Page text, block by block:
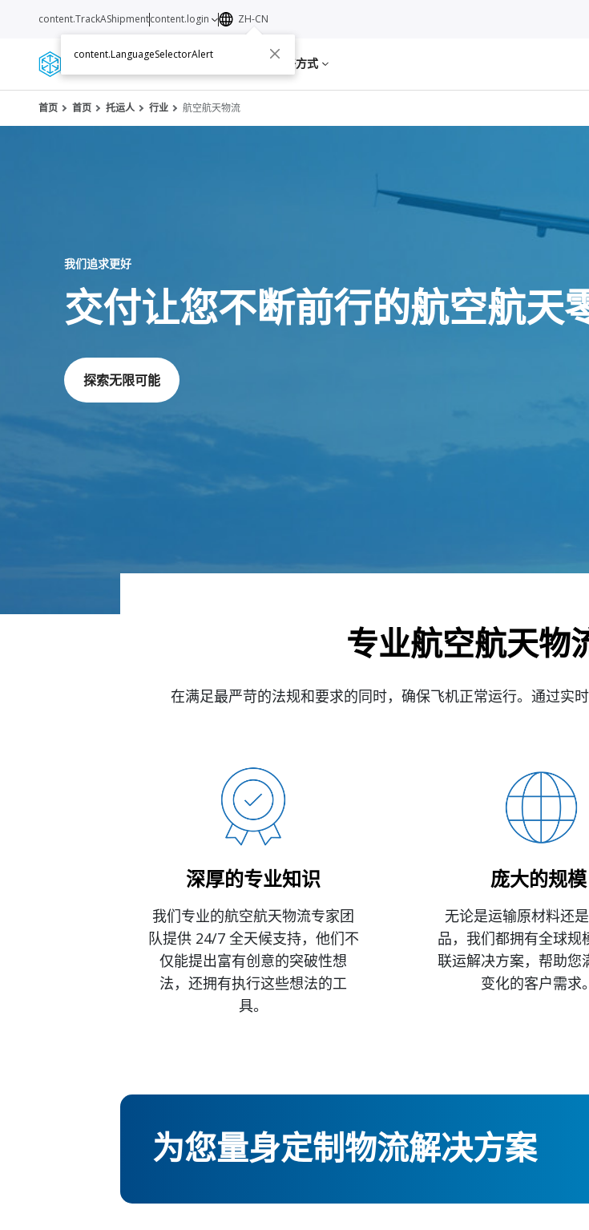
服务 资源 联络方式
content.TrackAShipmentcontent.login ZH-CN
content.LanguageSelectorAlert
首页 首页 托运人 行业 航空航天物流
我们追求更好
交付让您不断前行的航空航天
探索无限可能
专业航空航天物
在满足最严苛的法规和要求的同时，确保飞机正常运行。通过实
深厚的专业知识
我们专业的航空航天物流专家团
队提供 24/7 全天候支持，他们不
仅能提出富有创意的突破性想
法，还拥有执行这些想法的工
具。
庞大的规模
无论是运输原材料还
品，我们都拥有全球规
联运解决方案，帮助您
变化的客户需求。
为您量身定制物流解决方案